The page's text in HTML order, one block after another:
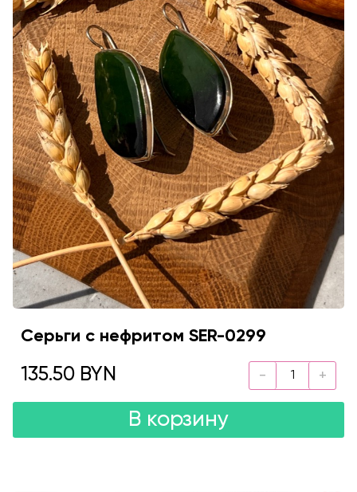
Серьги с нефритом SER-0299
135.50 BYN
В корзину